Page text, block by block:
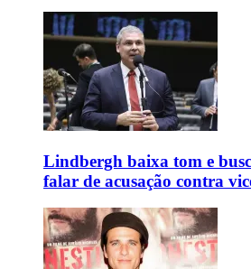
Lindbergh baixa tom e
falar de acusação contra